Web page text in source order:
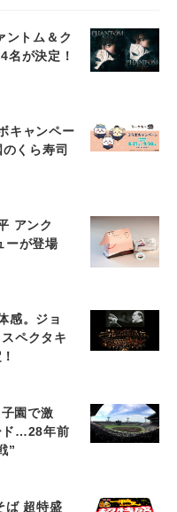
ントム＆ク
名が決定！
キャンペー
くら寿司
アンク
ーが登場
感。ジョ
ペクタキ
園で激
ド…28年前
”
ば 超特盛